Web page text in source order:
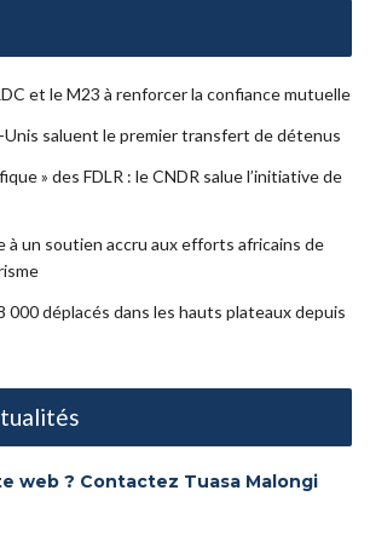
et le M23 à renforcer la confiance mutuelle
Unis saluent le premier transfert de détenus
» des FDLR : le CNDR salue l’initiative de
à un soutien accru aux efforts africains de
000 déplacés dans les hauts plateaux depuis
web ? Contactez Tuasa Malongi